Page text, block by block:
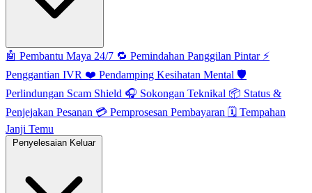
🤖 Pembantu Maya 24/7 🔁 Pemindahan Panggilan Pintar ⚡️
Penggantian IVR ❤️ Pendamping Kesihatan Mental 🛡️
Perlindungan Scam Shield 🎧 Sokongan Teknikal 📦 Status &
Penjejakan Pesanan 💳 Pemprosesan Pembayaran 🗓️ Tempahan
Janji Temu
Penyelesaian Keluar